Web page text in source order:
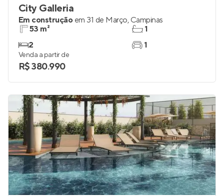
City Galleria
Em construção em 31 de Março, Campinas
53 m²
2
1
1
Venda a partir de
R$ 380.990